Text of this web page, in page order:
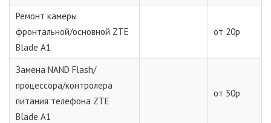
Ремонт камеры
фронтальной/основной ZTE
Blade A1
от 20р
Замена NAND Flash/
процессора/контролера
питания телефона ZTE
Blade A1
от 50р